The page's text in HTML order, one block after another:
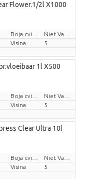
Flower.1/2l X1000
Visina 5
1l X500
Visina 5
Clear Ultra 10l
Visina 5